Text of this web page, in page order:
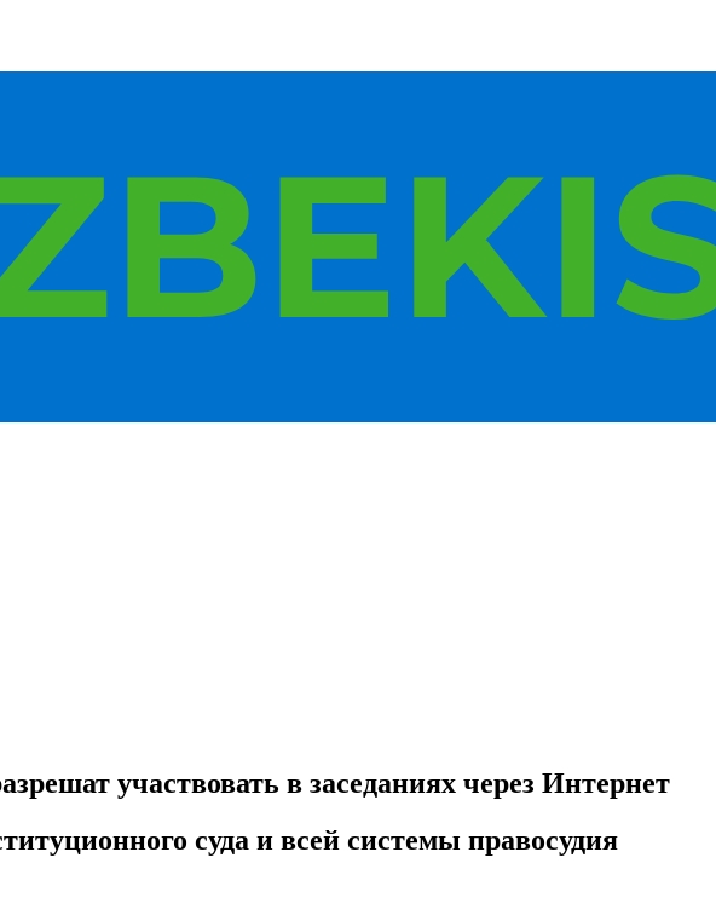
участвовать в заседаниях через Интернет
суда и всей системы правосудия